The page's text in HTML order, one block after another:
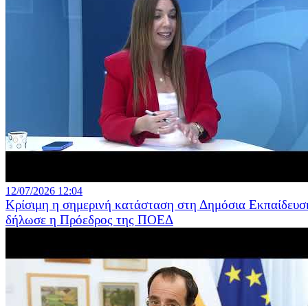
12/07/2026 12:04
Κρίσιμη η σημερινή κατάσταση στη Δημόσια
δήλωσε η Πρόεδρος της ΠΟΕΔ